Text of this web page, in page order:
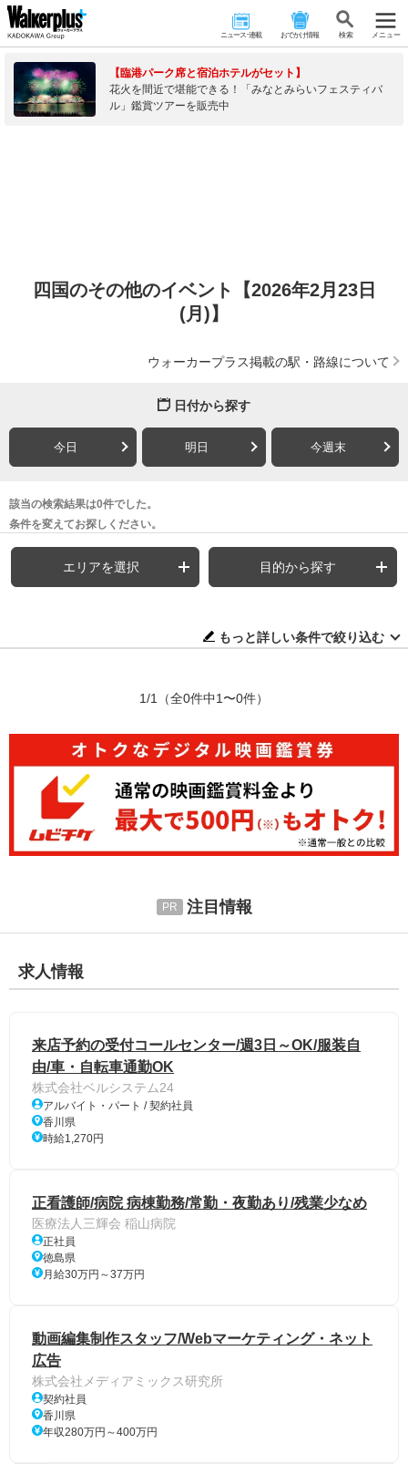
ニュース･連載 おでかけ情報 検 索 メニュー
【臨港パーク席と宿泊ホテルがセット】
花火を間近で堪能できる！「みなとみらいフェスティバ
ル」鑑賞ツアーを販売中
四国のその他のイベント【2026年2月23日
(月)】
ウォーカープラス掲載の駅・路線について
日付から探す
今日 明日 今週末
該当の検索結果は0件でした。
条件を変えてお探しください。
エリアを選択 目的から探す
もっと詳しい条件で絞り込む
1/1 （全0件中1〜0件）
注目情報
求人情報
来店予約の受付コールセンター/週3日～OK/服装自
由/車・自転車通勤OK
株式会社ベルシステム24
アルバイト・パート / 契約社員
香川県
時給1,270円
正看護師/病院 病棟勤務/常勤・夜勤あり/残業少なめ
医療法人三輝会 稲山病院
正社員
徳島県
月給30万円～37万円
動画編集制作スタッフ/Webマーケティング・ネット
広告
株式会社メディアミックス研究所
契約社員
香川県
年収280万円～400万円